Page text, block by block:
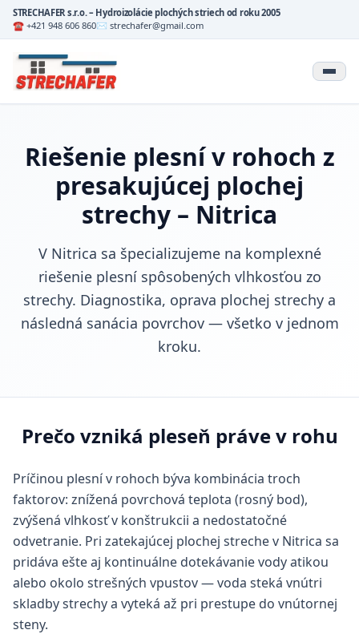
STRECHAFER s.r.o. – Hydroizolácie plochých striech od roku 2005
☎ +421 948 606 860✉ strechafer@gmail.com
Riešenie plesní v rohoch z
presakujúcej plochej
strechy – Nitrica
V Nitrica sa špecializujeme na komplexné
riešenie plesní spôsobených vlhkosťou zo
strechy. Diagnostika, oprava plochej strechy a
následná sanácia povrchov — všetko v jednom
kroku.
Prečo vzniká pleseň práve v rohu
Príčinou plesní v rohoch býva kombinácia troch
faktorov: znížená povrchová teplota (rosný bod),
zvýšená vlhkosť v konštrukcii a nedostatočné
odvetranie. Pri zatekajúcej plochej streche v Nitrica sa
pridáva ešte aj kontinuálne dotekávanie vody atikou
alebo okolo strešných vpustov — voda steká vnútri
skladby strechy a vyteká až pri prestupe do vnútornej
steny.